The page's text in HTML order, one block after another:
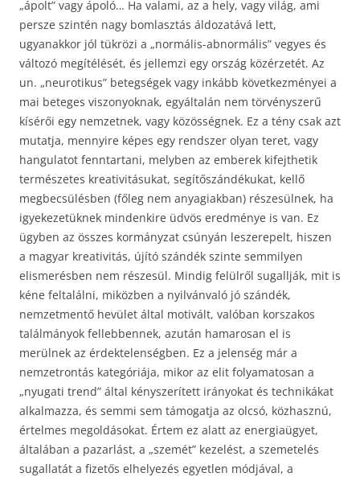
„ápolt” vagy ápoló… Ha valami, az a hely, vagy világ, ami
persze szintén nagy bomlasztás áldozatává lett,
ugyanakkor jól tükrözi a „normális-abnormális” vegyes és
változó megítélését, és jellemzi egy ország közérzetét. Az
un. „neurotikus” betegségek vagy inkább következményei a
mai beteges viszonyoknak, egyáltalán nem törvényszerű
kísérői egy nemzetnek, vagy közösségnek. Ez a tény csak azt
mutatja, mennyire képes egy rendszer olyan teret, vagy
hangulatot fenntartani, melyben az emberek kifejthetik
természetes kreativitásukat, segítőszándékukat, kellő
megbecsülésben (főleg nem anyagiakban) részesülnek, ha
igyekezetüknek mindenkire üdvös eredménye is van. Ez
ügyben az összes kormányzat csúnyán leszerepelt, hiszen
a magyar kreativitás, újító szándék szinte semmilyen
elismerésben nem részesül. Mindig felülről sugallják, mit is
kéne feltalálni, miközben a nyilvánvaló jó szándék,
nemzetmentő hevület által motivált, valóban korszakos
találmányok fellebbennek, azután hamarosan el is
merülnek az érdektelenségben. Ez a jelenség már a
nemzetrontás kategóriája, mikor az elit folyamatosan a
„nyugati trend” által kényszerített irányokat és technikákat
alkalmazza, és semmi sem támogatja az olcsó, közhasznú,
értelmes megoldásokat. Értem ez alatt az energiaügyet,
általában a pazarlást, a „szemét” kezelést, a szemetelés
sugallatát a fizetős elhelyezés egyetlen módjával, a